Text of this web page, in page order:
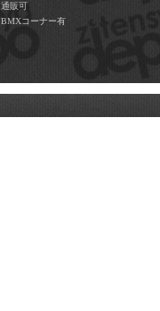
通販可
BMXコーナー有